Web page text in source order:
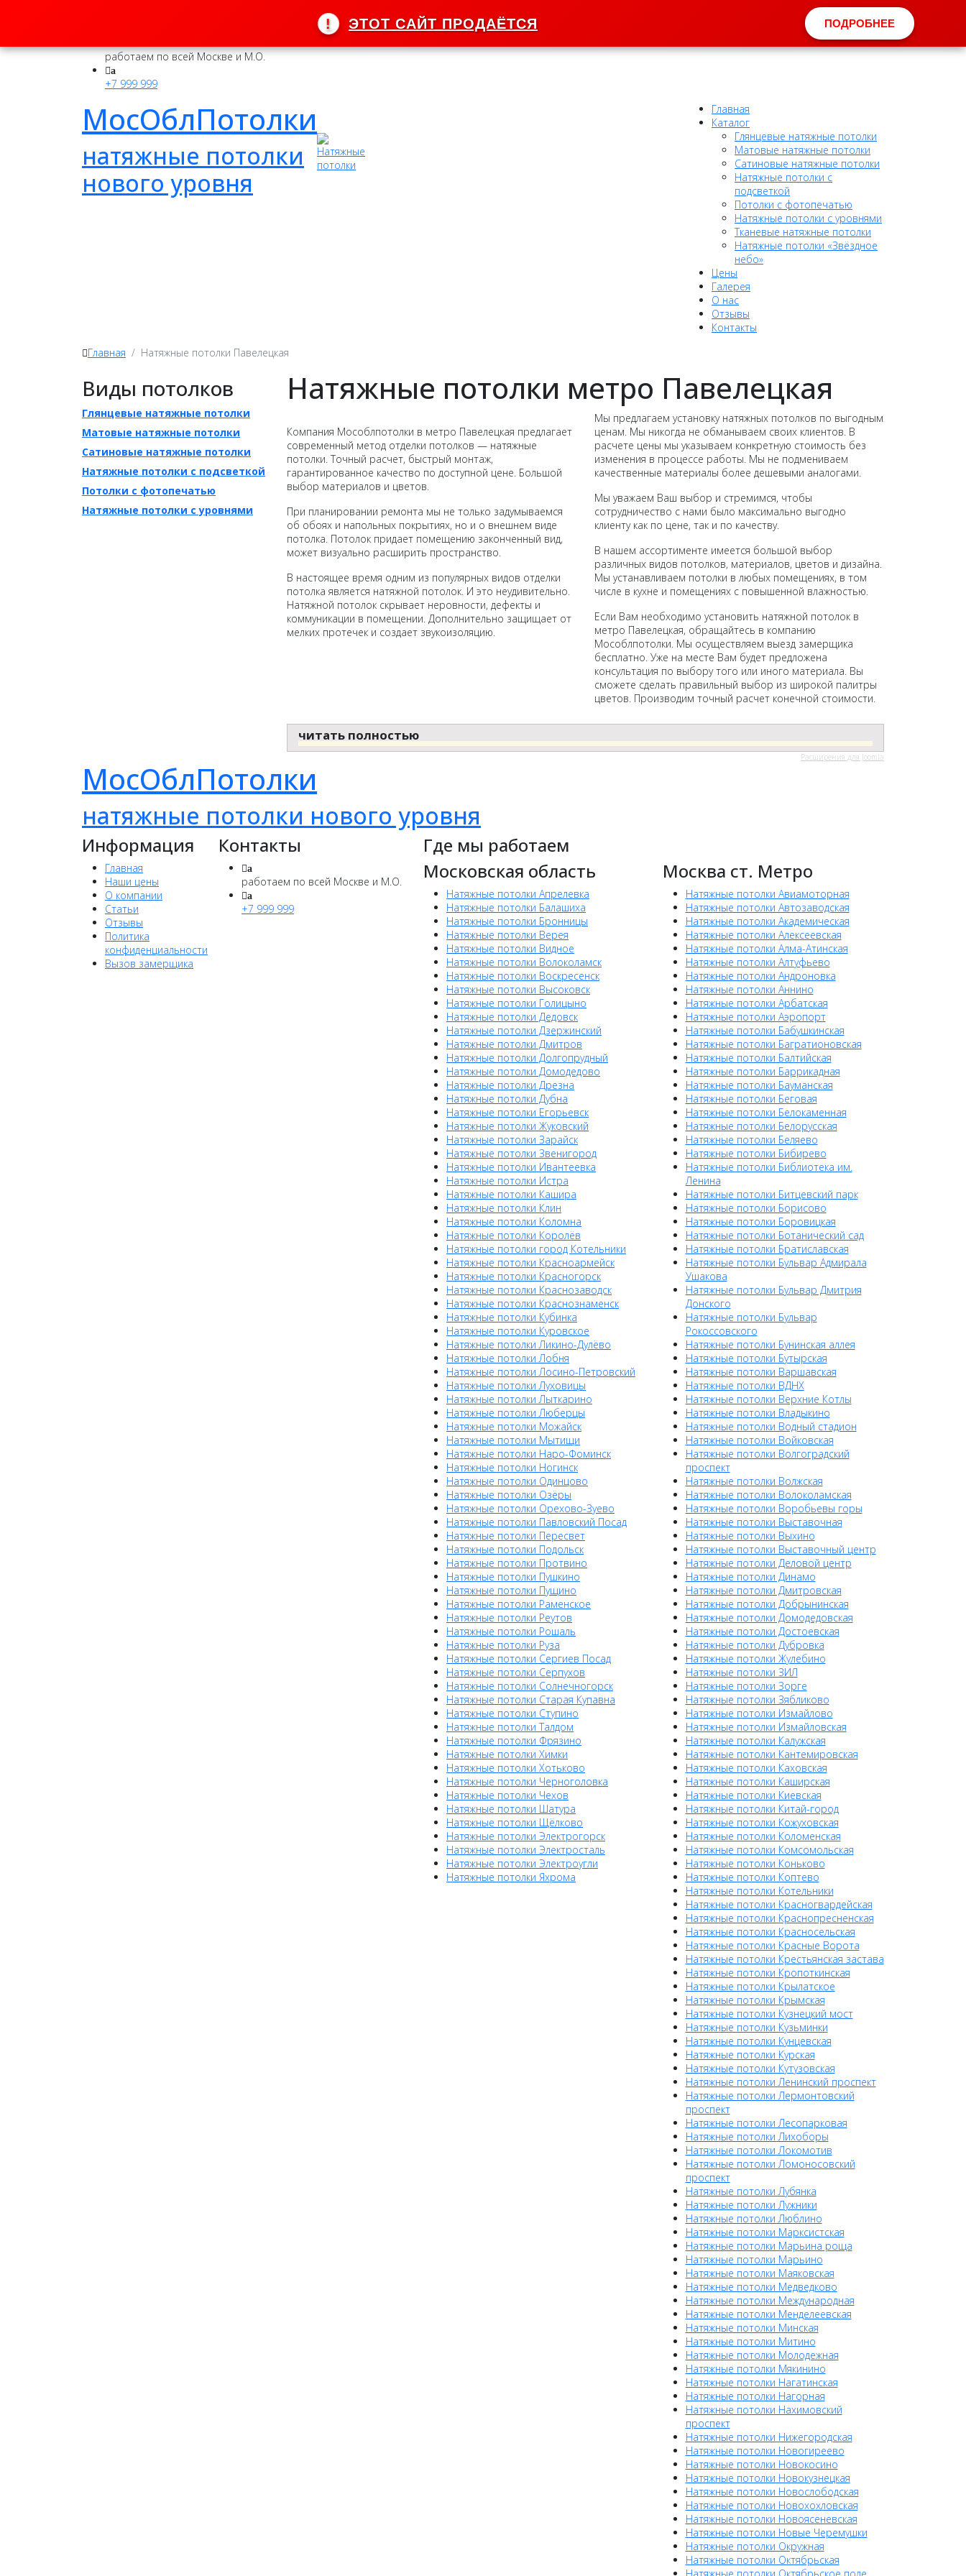
! ЭТОТ САЙТ ПРОДАЁТСЯ ПОДРОБНЕЕ
работаем по всей Москве и М.О.
a
+7 999 999
МосОблПотолки
натяжные потолки
нового уровня
Главная
Каталог
Глянцевые натяжные потолки
Матовые натяжные потолки
Сатиновые натяжные потолки
Натяжные потолки с
подсветкой
Потолки c фотопечатью
Натяжные потолки c уровнями
Тканевые натяжные потолки
Натяжные потолки «Звёздное
небо»
Цены
Галерея
О нас
Отзывы
Контакты
Главная
Натяжные потолки Павелецкая
Виды потолков
Глянцевые натяжные потолки
Матовые натяжные потолки
Сатиновые натяжные потолки
Натяжные потолки с подсветкой
Потолки c фотопечатью
Натяжные потолки c уровнями
Натяжные потолки метро Павелецкая
Компания Мособлпотолки в метро Павелецкая предлагает
современный метод отделки потолков — натяжные
потолки. Точный расчет, быстрый монтаж,
гарантированное качество по доступной цене. Большой
выбор материалов и цветов.
При планировании ремонта мы не только задумываемся
об обоях и напольных покрытиях, но и о внешнем виде
потолка. Потолок придает помещению законченный вид,
может визуально расширить пространство.
В настоящее время одним из популярных видов отделки
потолка является натяжной потолок. И это неудивительно.
Натяжной потолок скрывает неровности, дефекты и
коммуникации в помещении. Дополнительно защищает от
мелких протечек и создает звукоизоляцию.
Мы предлагаем установку натяжных потолков по выгодным
ценам. Мы никогда не обманываем своих клиентов. В
расчете цены мы указываем конкретную стоимость без
изменения в процессе работы. Мы не подмениваем
качественные материалы более дешевыми аналогами.
Мы уважаем Ваш выбор и стремимся, чтобы
сотрудничество с нами было максимально выгодно
клиенту как по цене, так и по качеству.
В нашем ассортименте имеется большой выбор
различных видов потолков, материалов, цветов и дизайна.
Мы устанавливаем потолки в любых помещениях, в том
числе в кухне и помещениях с повышенной влажностью.
Если Вам необходимо установить натяжной потолок в
метро Павелецкая, обращайтесь в компанию
Мособлпотолки. Мы осуществляем выезд замерщика
бесплатно. Уже на месте Вам будет предложена
консультация по выбору того или иного материала. Вы
сможете сделать правильный выбор из широкой палитры
цветов. Производим точный расчет конечной стоимости.
читать полностью
Расширения для Joomla
МосОблПотолки
натяжные потолки нового уровня
Информация
Главная
Наши цены
О компании
Статьи
Отзывы
Политика
конфиденциальности
Вызов замерщика
Контакты
a
работаем по всей Москве и М.О.
a
+7 999 999
Где мы работаем
Московская область
Натяжные потолки Апрелевка
Натяжные потолки Балашиха
Натяжные потолки Бронницы
Натяжные потолки Верея
Натяжные потолки Видное
Натяжные потолки Волоколамск
Натяжные потолки Воскресенск
Натяжные потолки Высоковск
Натяжные потолки Голицыно
Натяжные потолки Дедовск
Натяжные потолки Дзержинский
Натяжные потолки Дмитров
Натяжные потолки Долгопрудный
Натяжные потолки Домодедово
Натяжные потолки Дрезна
Натяжные потолки Дубна
Натяжные потолки Егорьевск
Натяжные потолки Жуковский
Натяжные потолки Зарайск
Натяжные потолки Звенигород
Натяжные потолки Ивантеевка
Натяжные потолки Истра
Натяжные потолки Кашира
Натяжные потолки Клин
Натяжные потолки Коломна
Натяжные потолки Королёв
Натяжные потолки город Котельники
Натяжные потолки Красноармейск
Натяжные потолки Красногорск
Натяжные потолки Краснозаводск
Натяжные потолки Краснознаменск
Натяжные потолки Кубинка
Натяжные потолки Куровское
Натяжные потолки Ликино-Дулёво
Натяжные потолки Лобня
Натяжные потолки Лосино-Петровский
Натяжные потолки Луховицы
Натяжные потолки Лыткарино
Натяжные потолки Люберцы
Натяжные потолки Можайск
Натяжные потолки Мытищи
Натяжные потолки Наро-Фоминск
Натяжные потолки Ногинск
Натяжные потолки Одинцово
Натяжные потолки Озёры
Натяжные потолки Орехово-Зуево
Натяжные потолки Павловский Посад
Натяжные потолки Пересвет
Натяжные потолки Подольск
Натяжные потолки Протвино
Натяжные потолки Пушкино
Натяжные потолки Пущино
Натяжные потолки Раменское
Натяжные потолки Реутов
Натяжные потолки Рошаль
Натяжные потолки Руза
Натяжные потолки Сергиев Посад
Натяжные потолки Серпухов
Натяжные потолки Солнечногорск
Натяжные потолки Старая Купавна
Натяжные потолки Ступино
Натяжные потолки Талдом
Натяжные потолки Фрязино
Натяжные потолки Химки
Натяжные потолки Хотьково
Натяжные потолки Черноголовка
Натяжные потолки Чехов
Натяжные потолки Шатура
Натяжные потолки Щёлково
Натяжные потолки Электрогорск
Натяжные потолки Электросталь
Натяжные потолки Электроугли
Натяжные потолки Яхрома
Москва ст. Метро
Натяжные потолки Авиамоторная
Натяжные потолки Автозаводская
Натяжные потолки Академическая
Натяжные потолки Алексеевская
Натяжные потолки Алма-Атинская
Натяжные потолки Алтуфьево
Натяжные потолки Андроновка
Натяжные потолки Аннино
Натяжные потолки Арбатская
Натяжные потолки Аэропорт
Натяжные потолки Бабушкинская
Натяжные потолки Багратионовская
Натяжные потолки Балтийская
Натяжные потолки Баррикадная
Натяжные потолки Бауманская
Натяжные потолки Беговая
Натяжные потолки Белокаменная
Натяжные потолки Белорусская
Натяжные потолки Беляево
Натяжные потолки Бибирево
Натяжные потолки Библиотека им.
Ленина
Натяжные потолки Битцевский парк
Натяжные потолки Борисово
Натяжные потолки Боровицкая
Натяжные потолки Ботанический сад
Натяжные потолки Братиславская
Натяжные потолки Бульвар Адмирала
Ушакова
Натяжные потолки Бульвар Дмитрия
Донского
Натяжные потолки Бульвар
Рокоссовского
Натяжные потолки Бунинская аллея
Натяжные потолки Бутырская
Натяжные потолки Варшавская
Натяжные потолки ВДНХ
Натяжные потолки Верхние Котлы
Натяжные потолки Владыкино
Натяжные потолки Водный стадион
Натяжные потолки Войковская
Натяжные потолки Волгоградский
проспект
Натяжные потолки Волжская
Натяжные потолки Волоколамская
Натяжные потолки Воробьевы горы
Натяжные потолки Выставочная
Натяжные потолки Выхино
Натяжные потолки Выставочный центр
Натяжные потолки Деловой центр
Натяжные потолки Динамо
Натяжные потолки Дмитровская
Натяжные потолки Добрынинская
Натяжные потолки Домодедовская
Натяжные потолки Достоевская
Натяжные потолки Дубровка
Натяжные потолки Жулебино
Натяжные потолки ЗИЛ
Натяжные потолки Зорге
Натяжные потолки Зябликово
Натяжные потолки Измайлово
Натяжные потолки Измайловская
Натяжные потолки Калужская
Натяжные потолки Кантемировская
Натяжные потолки Каховская
Натяжные потолки Каширская
Натяжные потолки Киевская
Натяжные потолки Китай-город
Натяжные потолки Кожуховская
Натяжные потолки Коломенская
Натяжные потолки Комсомольская
Натяжные потолки Коньково
Натяжные потолки Коптево
Натяжные потолки Котельники
Натяжные потолки Красногвардейская
Натяжные потолки Краснопресненская
Натяжные потолки Красносельская
Натяжные потолки Красные Ворота
Натяжные потолки Крестьянская застава
Натяжные потолки Кропоткинская
Натяжные потолки Крылатское
Натяжные потолки Крымская
Натяжные потолки Кузнецкий мост
Натяжные потолки Кузьминки
Натяжные потолки Кунцевская
Натяжные потолки Курская
Натяжные потолки Кутузовская
Натяжные потолки Ленинский проспект
Натяжные потолки Лермонтовский
проспект
Натяжные потолки Лесопарковая
Натяжные потолки Лихоборы
Натяжные потолки Локомотив
Натяжные потолки Ломоносовский
проспект
Натяжные потолки Лубянка
Натяжные потолки Лужники
Натяжные потолки Люблино
Натяжные потолки Марксистская
Натяжные потолки Марьина роща
Натяжные потолки Марьино
Натяжные потолки Маяковская
Натяжные потолки Медведково
Натяжные потолки Международная
Натяжные потолки Менделеевская
Натяжные потолки Минская
Натяжные потолки Митино
Натяжные потолки Молодежная
Натяжные потолки Мякинино
Натяжные потолки Нагатинская
Натяжные потолки Нагорная
Натяжные потолки Нахимовский
проспект
Натяжные потолки Нижегородская
Натяжные потолки Новогиреево
Натяжные потолки Новокосино
Натяжные потолки Новокузнецкая
Натяжные потолки Новослободская
Натяжные потолки Новохохловская
Натяжные потолки Новоясеневская
Натяжные потолки Новые Черемушки
Натяжные потолки Окружная
Натяжные потолки Октябрьская